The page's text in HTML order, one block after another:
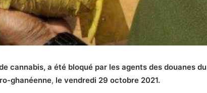
cannabis, a été bloqué par les agents des douanes du
ghanéenne, le vendredi 29 octobre 2021.